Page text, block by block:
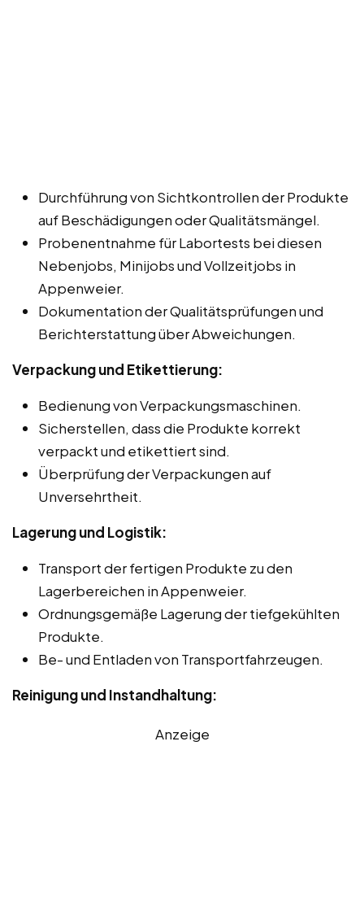
Durchführung von Sichtkontrollen der Produkte
auf Beschädigungen oder Qualitätsmängel.
Probenentnahme für Labortests bei diesen
Nebenjobs, Minijobs und Vollzeitjobs in
Appenweier.
Dokumentation der Qualitätsprüfungen und
Berichterstattung über Abweichungen.
Verpackung und Etikettierung:
Bedienung von Verpackungsmaschinen.
Sicherstellen, dass die Produkte korrekt
verpackt und etikettiert sind.
Überprüfung der Verpackungen auf
Unversehrtheit.
Lagerung und Logistik:
Transport der fertigen Produkte zu den
Lagerbereichen in Appenweier.
Ordnungsgemäße Lagerung der tiefgekühlten
Produkte.
Be- und Entladen von Transportfahrzeugen.
Reinigung und Instandhaltung:
Anzeige